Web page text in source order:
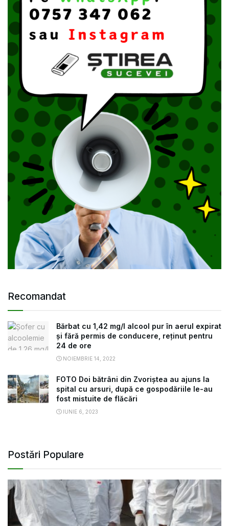
Recomandat
Bărbat cu 1,42 mg/l alcool pur în aerul expirat
și fără permis de conducere, reținut pentru
24 de ore
NOIEMBRIE 14, 2022
FOTO Doi bătrâni din Zvoriștea au ajuns la
spital cu arsuri, după ce gospodăriile le-au
fost mistuite de flăcări
IUNIE 6, 2023
Postări Populare